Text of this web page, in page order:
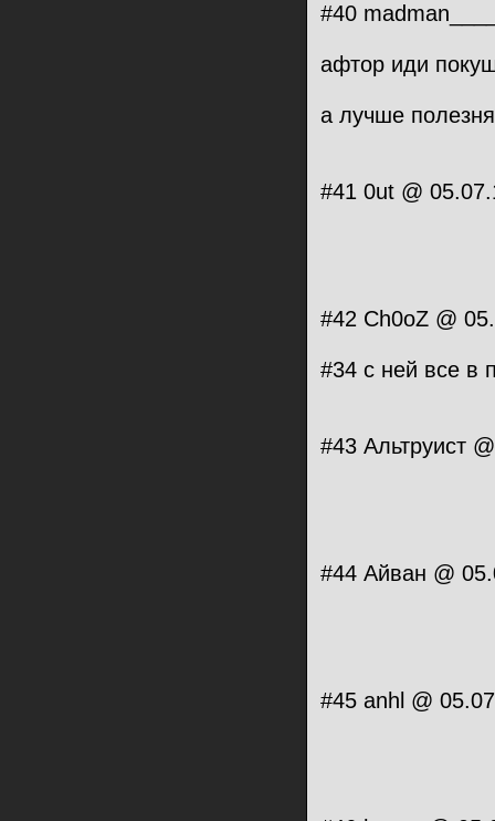
#40
афтор иди
а лучше
#41 0ut @
#42 Ch0oZ @
#34 с ней все в
#43 Альтруист
#44 Айван @
#45 anhl @